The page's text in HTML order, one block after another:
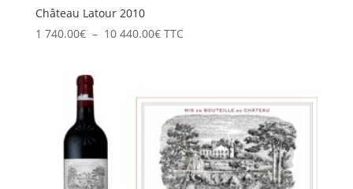
Château Latour 2010
1 740.00€ – 10 440.00€Plage
740.00€
à
10
440.00€
TTC